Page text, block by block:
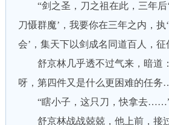
“剑之圣，刀之祖在此，三年后‘
刀慑群魔’，我要你在三年之内，执
会’，集天下以剑成名同道百人，征
舒京林几乎透不过气来，暗道
呀，第四件又是什么更困难的任
“瞎小子，这只刀，快拿去
舒京林战战兢兢，他上前，接